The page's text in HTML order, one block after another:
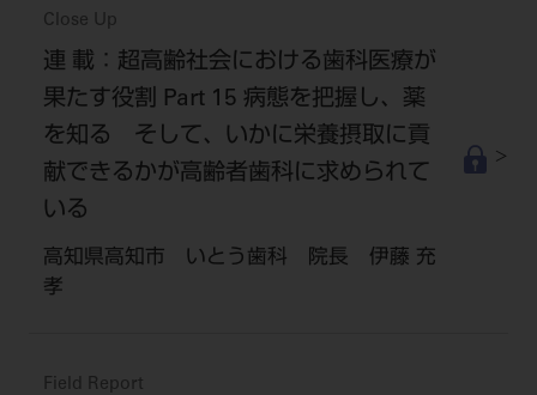
Close Up
連 載：超高齢社会における歯科医療が
果たす役割 Part 15 病態を把握し、薬
を知る そして、いかに栄養摂取に貢
献できるかが高齢者歯科に求められて
いる
高知県高知市 いとう歯科 院長 伊藤 充
孝
Field Report